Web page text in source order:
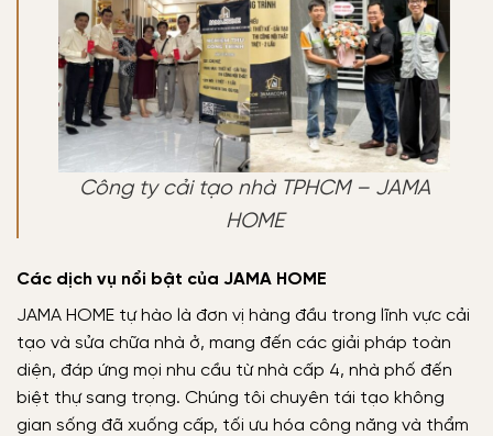
Công ty cải tạo nhà TPHCM – JAMA
HOME
Các dịch vụ nổi bật của JAMA HOME
JAMA HOME tự hào là đơn vị hàng đầu trong lĩnh vực cải
tạo và sửa chữa nhà ở, mang đến các giải pháp toàn
diện, đáp ứng mọi nhu cầu từ nhà cấp 4, nhà phố đến
biệt thự sang trọng. Chúng tôi chuyên tái tạo không
gian sống đã xuống cấp, tối ưu hóa công năng và thẩm